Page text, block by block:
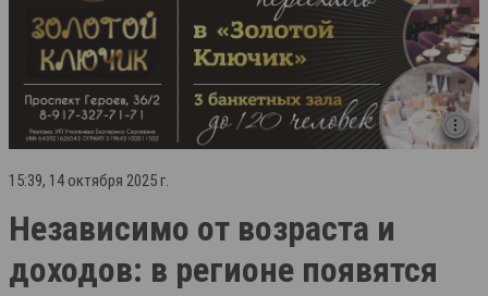
15:39, 14 октября 2025 г.
Независимо от возраста и
доходов: в регионе появятся